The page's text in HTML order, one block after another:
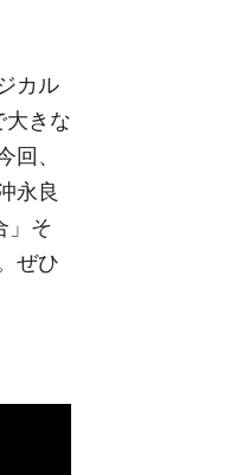
カル
大きな
、
永良
」そ
ぜひ